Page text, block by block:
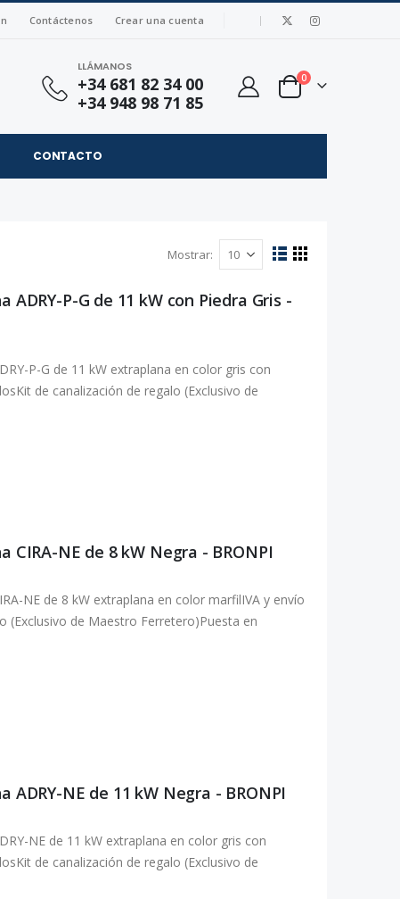
Contáctenos Crear una cuenta |
LLÁMANOS
+34 681 82 34 00
+34 948 98 71 85
Cart
0artículos
CONTACTO
Mostrar
VerListaParrilla
P-G de 11 kW con Piedra Gris -
P-G de 11 kW extraplana en color gris con
de canalización de regalo (Exclusivo de
CIRA-NE de 8 kW Negra - BRONPI
NE de 8 kW extraplana en color marfilIVA y envío
(Exclusivo de Maestro Ferretero)Puesta en
NE de 11 kW Negra - BRONPI
NE de 11 kW extraplana en color gris con
de canalización de regalo (Exclusivo de